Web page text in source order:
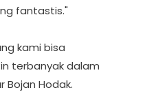
fantastis."
kami bisa
terbanyak dalam
Bojan Hodak.